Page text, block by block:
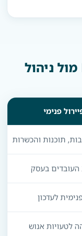
פיירול חיצוני דרך NETO מול ניהול
פנימי
תוכנות והכשרות
העובדים בעסק
לעדכון
לטעויות אנוש